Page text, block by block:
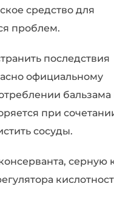
средство для
проблем.
последствия
официальному
бальзама
при
сосуды.
серную